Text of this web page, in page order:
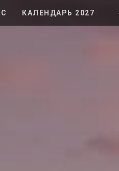
КАЛЕНДАРЬ 2027